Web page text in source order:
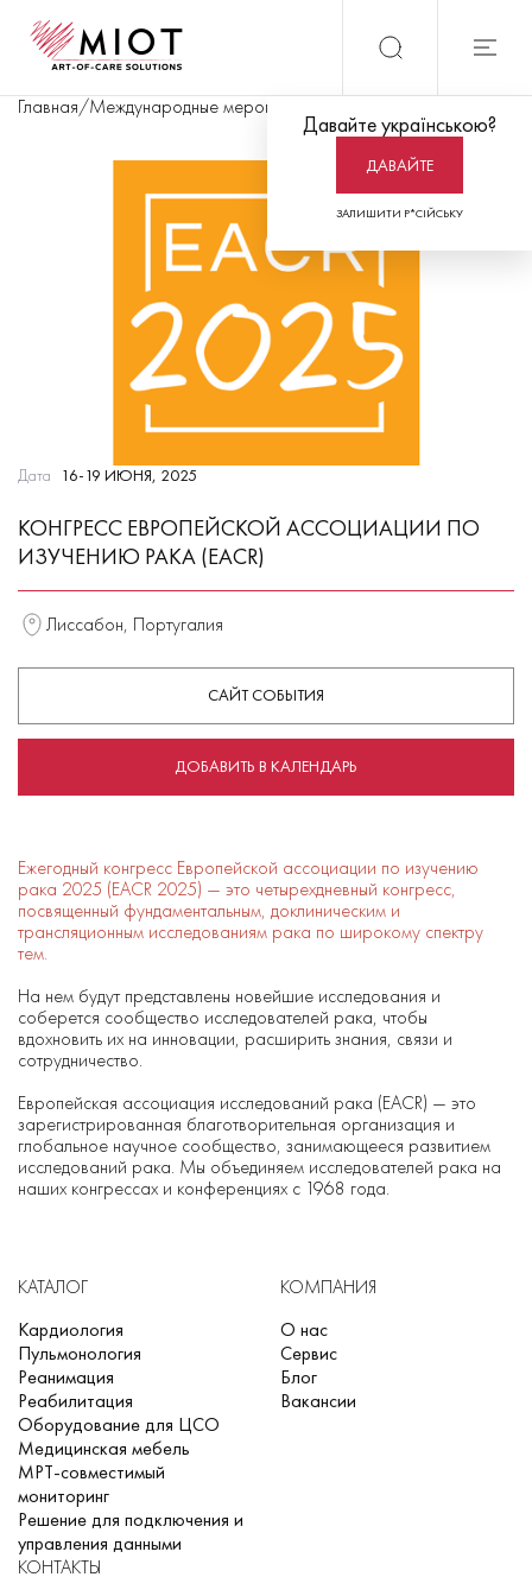
Давайте українською?
ДАВАЙТЕ
ЗАЛИШИТИ Р*СІЙСЬКУ
Главная/Международные мероприятия
Дата 16-19 ИЮНЯ, 2025
КОНГРЕСС ЕВРОПЕЙСКОЙ АССОЦИАЦИИ ПО
ИЗУЧЕНИЮ РАКА (EACR)
Лиссабон, Португалия
САЙТ СОБЫТИЯ
ДОБАВИТЬ В КАЛЕНДАРЬ
Ежегодный конгресс Европейской ассоциации по изучению
рака 2025 (EACR 2025) — это четырехдневный конгресс,
посвященный фундаментальным, доклиническим и
трансляционным исследованиям рака по широкому спектру
тем.
На нем будут представлены новейшие исследования и
соберется сообщество исследователей рака, чтобы
вдохновить их на инновации, расширить знания, связи и
сотрудничество.
Европейская ассоциация исследований рака (EACR) — это
зарегистрированная благотворительная организация и
глобальное научное сообщество, занимающееся развитием
исследований рака. Мы объединяем исследователей рака на
наших конгрессах и конференциях с 1968 года.
КАТАЛОГ
Кардиология
Пульмонология
Реанимация
Реабилитация
Оборудование для ЦСО
Медицинская мебель
МРТ-совместимый
мониторинг
Решение для подключения и
управления данными
КОМПАНИЯ
О нас
Сервис
Блог
Вакансии
КОНТАКТЫ